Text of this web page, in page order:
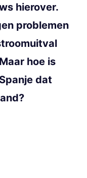
hierover.
problemen
hoe is
dat